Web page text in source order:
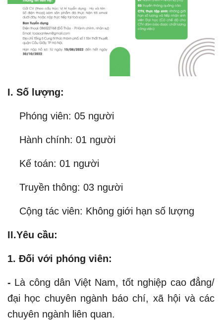
I. Số lượng:
Phóng viên: 05 người
Hành chính: 01 người
Kế toán: 01 người
Truyền thông: 03 người
Cộng tác viên: Không giới hạn số lượng
II.Yêu cầu:
1. Đối với phóng viên:
- Là công dân Việt Nam, tốt nghiệp cao đẳng/
đại học chuyên ngành báo chí, xã hội và các
chuyên ngành liên quan.